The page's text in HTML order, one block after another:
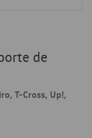
de
T-Cross, Up!,